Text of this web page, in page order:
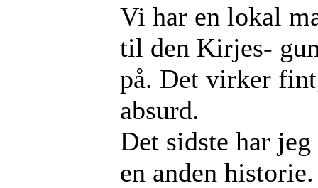
Vi har en lokal
til den Kirjes-
på. Det virker
absurd.
Det sidste har
en anden historie.